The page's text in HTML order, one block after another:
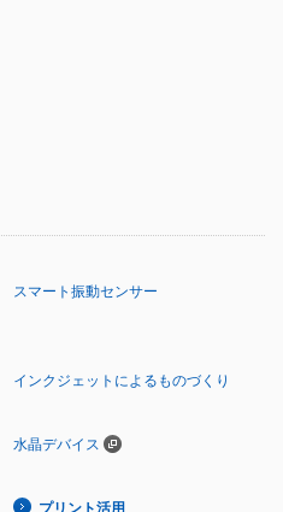
スマート振動センサー
インクジェットによるものづくり
水晶デバイス
プリント活用